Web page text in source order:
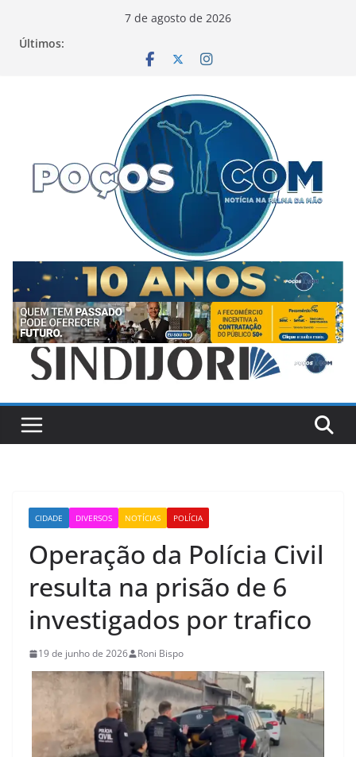
7 de agosto de 2026
Últimos:
CIDADE DIVERSOS NOTÍCIAS POLÍCIA
Operação da Polícia Civil
resulta na prisão de 6
investigados por trafico
19 de junho de 2026 Roni Bispo